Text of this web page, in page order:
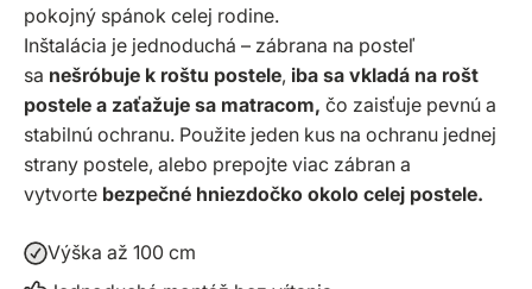
pokojný spánok celej rodine.
Inštalácia je jednoduchá – zábrana na posteľ
sa nešróbuje k roštu postele, iba sa vkladá na rošt
postele a zaťažuje sa matracom, čo zaisťuje pevnú a
stabilnú ochranu. Použite jeden kus na ochranu jednej
strany postele, alebo prepojte viac zábran a
vytvorte bezpečné hniezdočko okolo celej postele.
Výška až 100 cm